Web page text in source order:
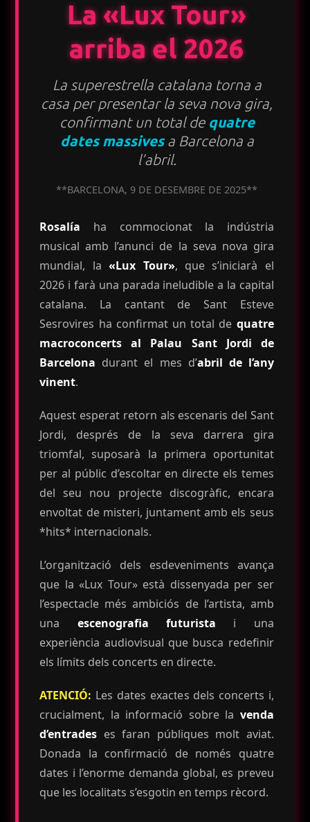
La «Lux Tour»
arriba el 2026
La superestrella catalana torna a
casa per presentar la seva nova gira,
confirmant un total de quatre
dates massivesa Barcelona a
l’abril.
**BARCELONA, 9 DE DESEMBRE DE 2025**
Rosalía ha commocionat la indústria
musical amb l’anunci de la seva nova gira
mundial, la«Lux Tour», que s’iniciarà el
2026 i farà una parada ineludible a la capital
catalana. La cantant de Sant Esteve
Sesrovires ha confirmat un total de quatre
macroconcerts al Palau Sant Jordi de
Barcelona durant el mes d’abril de l’any
vinent.
Aquest esperat retorn als escenaris del Sant
Jordi, després de la seva darrera gira
triomfal, suposarà la primera oportunitat
per al públic d’escoltar en directe els temes
del seu nou projecte discogràfic, encara
envoltat de misteri, juntament amb els seus
*hits* internacionals.
L’organització dels esdeveniments avança
que la «Lux Tour» està dissenyada per ser
l’espectacle més ambiciós de l’artista, amb
una escenografia futurista i una
experiència audiovisual que busca redefinir
els límits dels concerts en directe.
ATENCIÓ: Les dates exactes dels concerts i,
crucialment, la informació sobre la venda
d’entrades es faran públiques molt aviat.
Donada la confirmació de només quatre
dates i l’enorme demanda global, es preveu
que les localitats s’esgotin en temps rècord.